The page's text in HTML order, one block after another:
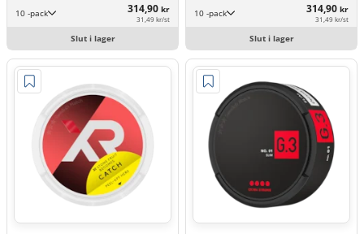
10 -pack 314,90 kr
31,49 kr/st
Slut i lager
10 -pack 314,90 kr
31,49 kr/st
Slut i lager